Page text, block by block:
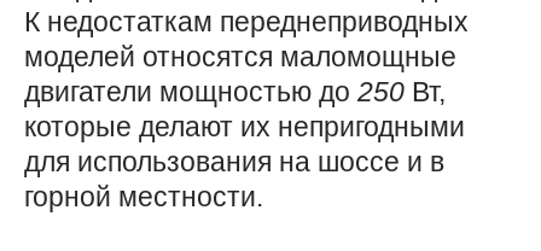
К недостаткам переднеприводных
моделей относятся маломощные
двигатели мощностью до 250 Вт,
которые делают их непригодными
для использования на шоссе и в
горной местности.